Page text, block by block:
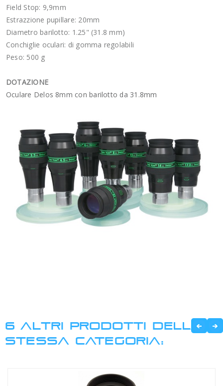
Field Stop: 9,9mm
Estrazzione pupillare: 20mm
Diametro barilotto: 1.25" (31.8 mm)
Conchiglie oculari: di gomma regolabili
Peso: 500 g
DOTAZIONE
Oculare Delos 8mm con barilotto da 31.8mm
6 ALTRI PRODOTTI DELLA
STESSA CATEGORIA: